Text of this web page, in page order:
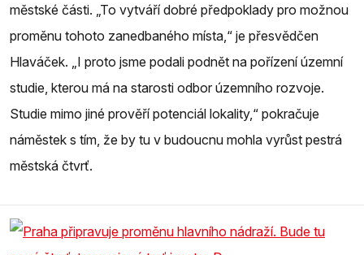
městské části. „To vytváří dobré předpoklady pro možnou
proměnu tohoto zanedbaného místa,“ je přesvědčen
Hlaváček. „I proto jsme podali podnět na pořízení územní
studie, kterou má na starosti odbor územního rozvoje.
Studie mimo jiné prověří potenciál lokality,“ pokračuje
náměstek s tím, že by tu v budoucnu mohla vyrůst pestrá
městská čtvrť.